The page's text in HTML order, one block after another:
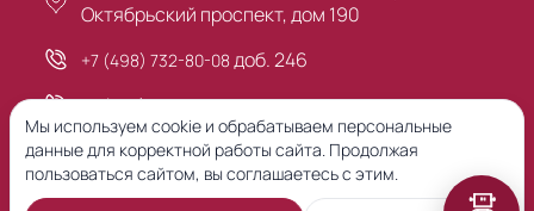
Октябрьский проспект, дом 190
+7 (498) 732-80-08 доб. 246
+7 (495) 503-30-00
Предыдущая версия сайта
Мы используем cookie и обрабатываем персональные
данные для корректной работы сайта. Продолжая
пользоваться сайтом, вы соглашаетесь с этим.